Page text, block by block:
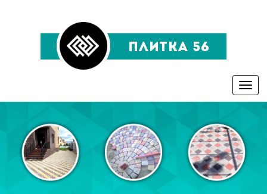
Toggle